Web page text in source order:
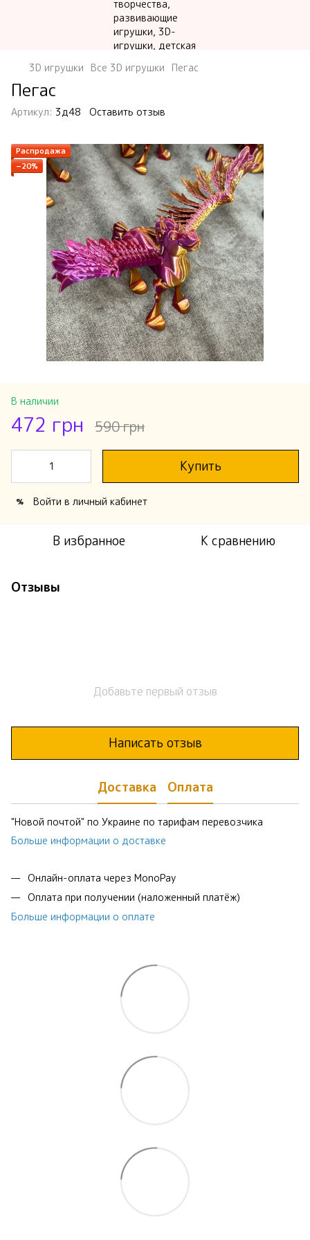
3D игрушки Все 3D игрушки Пегас
Пегас
Артикул: 3д48 Оставить отзыв
Распродажа
−20%
В наличии
472 грн 590 грн
Купить
% Войти в личный кабинет
В избранное К сравнению
Отзывы
Добавьте первый отзыв
Написать отзыв
Доставка Оплата
"Новой почтой" по Украине по тарифам перевозчика
Больше информации о доставке
Онлайн-оплата через MonoPay
Оплата при получении (наложенный платёж)
Больше информации о оплате